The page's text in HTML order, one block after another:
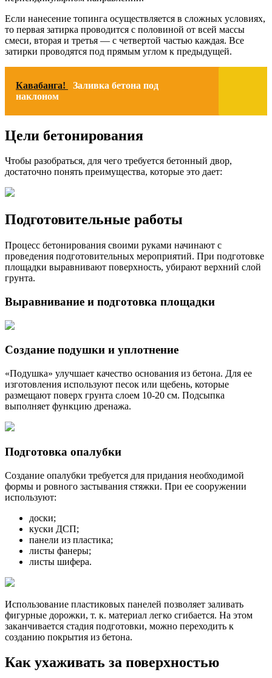
Если нанесение топинга осуществляется в сложных условиях,
то первая затирка проводится с половиной от всей массы
смеси, вторая и третья — с четвертой частью каждая. Все
затирки проводятся под прямым углом к предыдущей.
Кавабанга!
Заливка бетона под
наклоном
Цели бетонирования
Чтобы разобраться, для чего требуется бетонный двор,
достаточно понять преимущества, которые это дает:
Подготовительные работы
Процесс бетонирования своими руками начинают с
проведения подготовительных мероприятий. При подготовке
площадки выравнивают поверхность, убирают верхний слой
грунта.
Выравнивание и подготовка площадки
Создание подушки и уплотнение
«Подушка» улучшает качество основания из бетона. Для ее
изготовления используют песок или щебень, которые
размещают поверх грунта слоем 10-20 см. Подсыпка
выполняет функцию дренажа.
Подготовка опалубки
Создание опалубки требуется для придания необходимой
формы и ровного застывания стяжки. При ее сооружении
используют:
доски;
куски ДСП;
панели из пластика;
листы фанеры;
листы шифера.
Использование пластиковых панелей позволяет заливать
фигурные дорожки, т. к. материал легко сгибается. На этом
заканчивается стадия подготовки, можно переходить к
созданию покрытия из бетона.
Как ухаживать за поверхностью